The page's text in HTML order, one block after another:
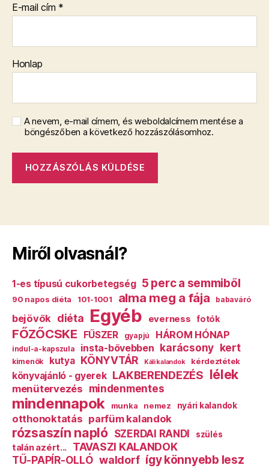
E-mail cím *
Honlap
A nevem, e-mail címem, és weboldalcímem mentése a
böngészőben a következő hozzászólásomhoz.
Miről olvasnál?
1-es típusú cukorbetegség 5 perc a semmiből
90 napos diéta 101-1001 alma meg a fája babaváró
bejövők diéta Egyéb everness fotók
FŐZŐCSKE FŰSZER gyapjú HÁROM HÓNAP
indul-a-kapszula insta-bővebben karácsony kert
kimenők kutya KÖNYVTÁR Káli kalandok kérdeztétek
könyvajánló - gyerek LAKBERENDEZÉS lélek
menütervezés mindenmentes
mindennapok munka nemez nyári kalandok
otthonoktatás parfüm kalandok
rózsaszín napló SZERDAI RANDI szülés
talán azért...
TAVASZI KALANDOK
TŰ-PAPÍR-OLLÓ waldorf így könnyebb lesz